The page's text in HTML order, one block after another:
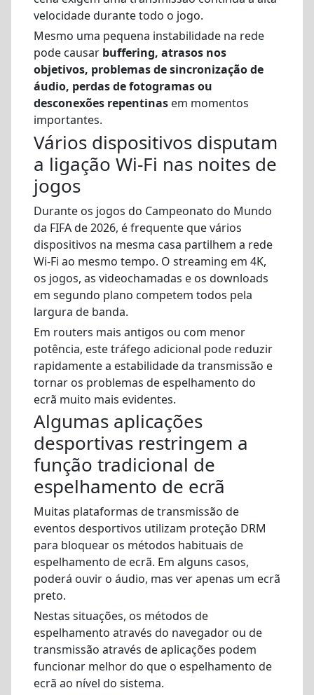
velocidade durante todo o jogo.
Mesmo uma pequena instabilidade na rede
pode causar buffering, atrasos nos
objetivos, problemas de sincronização de
áudio, perdas de fotogramas ou
desconexões repentinas em momentos
importantes.
Vários dispositivos disputam
a ligação Wi-Fi nas noites de
jogos
Durante os jogos do Campeonato do Mundo
da FIFA de 2026, é frequente que vários
dispositivos na mesma casa partilhem a rede
Wi-Fi ao mesmo tempo. O streaming em 4K,
os jogos, as videochamadas e os downloads
em segundo plano competem todos pela
largura de banda.
Em routers mais antigos ou com menor
potência, este tráfego adicional pode reduzir
rapidamente a estabilidade da transmissão e
tornar os problemas de espelhamento do
ecrã muito mais evidentes.
Algumas aplicações
desportivas restringem a
função tradicional de
espelhamento de ecrã
Muitas plataformas de transmissão de
eventos desportivos utilizam proteção DRM
para bloquear os métodos habituais de
espelhamento de ecrã. Em alguns casos,
poderá ouvir o áudio, mas ver apenas um ecrã
preto.
Nestas situações, os métodos de
espelhamento através do navegador ou de
transmissão através de aplicações podem
funcionar melhor do que o espelhamento de
ecrã ao nível do sistema.